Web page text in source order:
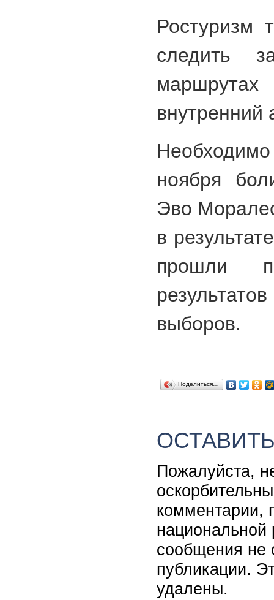
Ростуризм
следить
внутренний
ноября
Эво
в
прошли
выборов.
Поделиться…
Пожалуйста,
комментарии,
национальной
сообщения не
публикации.
удалены.